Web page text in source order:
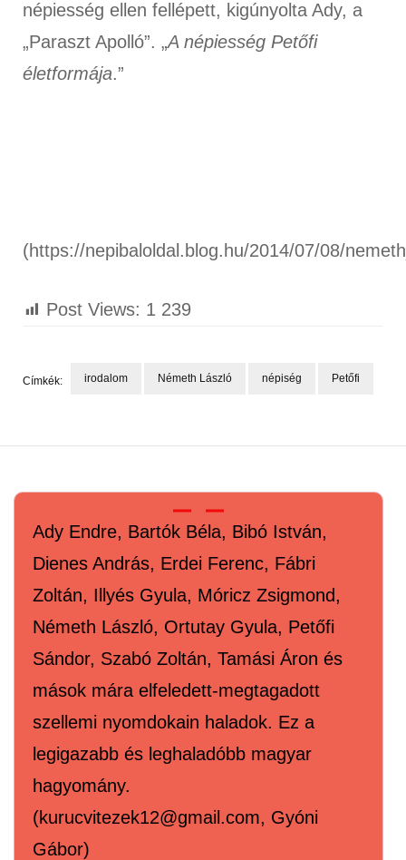
népiesség ellen fellépett, kigúnyolta Ady, a
„Paraszt Apolló”. „A népiesség Petőfi
életformája.”
(https://nepibaloldal.blog.hu/2014/07/08/
Post Views: 1 239
Címkék: irodalom Németh László népiség Petőfi
navigációja
Ady Endre, Bartók Béla, Bibó István,
Dienes András, Erdei Ferenc, Fábri
Zoltán, Illyés Gyula, Móricz Zsigmond,
Németh László, Ortutay Gyula, Petőfi
Sándor, Szabó Zoltán, Tamási Áron és
mások mára elfeledett-megtagadott
szellemi nyomdokain haladok. Ez a
legigazabb és leghaladóbb magyar
hagyomány.
(kurucvitezek12@gmail.com, Gyóni
Gábor)